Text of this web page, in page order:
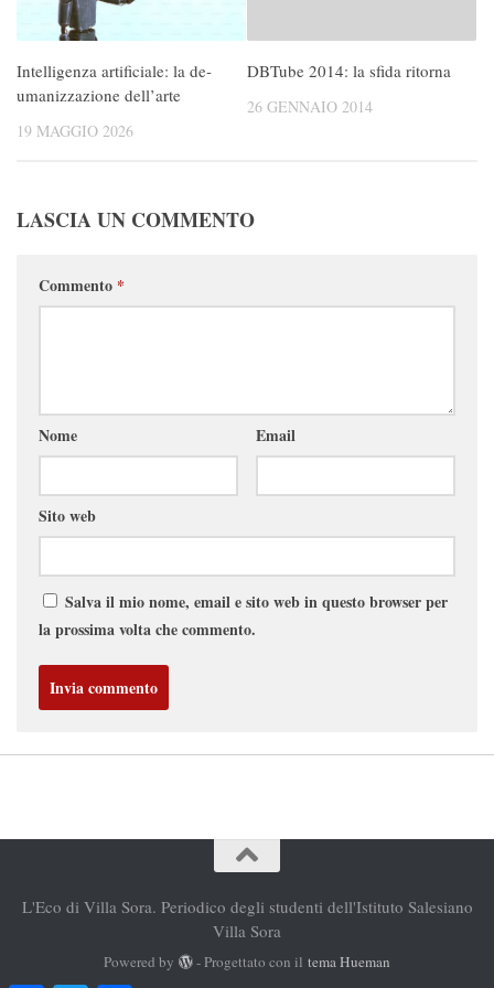
Intelligenza artificiale: la de-
umanizzazione dell’arte
19 MAGGIO 2026
DBTube 2014: la sfida ritorna
26 GENNAIO 2014
LASCIA UN COMMENTO
Commento *
Nome Email
Sito web
Salva il mio nome, email e sito web in questo browser per
la prossima volta che commento.
L'Eco di Villa Sora. Periodico degli studenti dell'Istituto Salesiano
Villa Sora
Powered by - Progettato con iltema Hueman